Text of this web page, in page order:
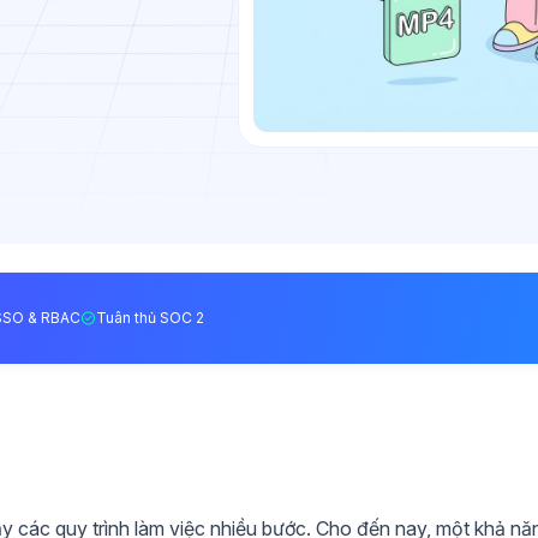
& RBAC Tuân thủ SOC 2
các quy trình làm việc nhiều bước. Cho đến nay, một khả